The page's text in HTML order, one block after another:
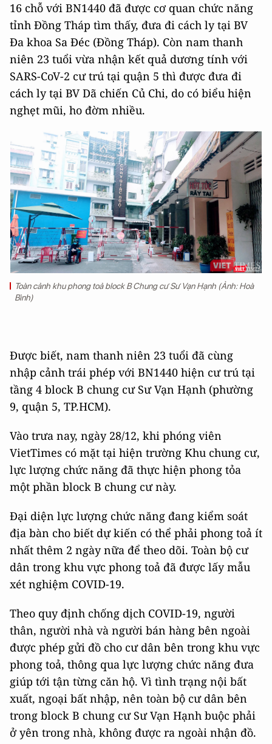
16 chỗ với BN1440 đã được cơ quan chức năng
tỉnh Đồng Tháp tìm thấy, đưa đi cách ly tại BV
Đa khoa Sa Đéc (Đồng Tháp). Còn nam thanh
niên 23 tuổi vừa nhận kết quả dương tính với
SARS-CoV-2 cư trú tại quận 5 thì được đưa đi
cách ly tại BV Dã chiến Củ Chi, do có biểu hiện
nghẹt mũi, ho đờm nhiều.
Toàn cảnh khu phong toả block B Chung cư Sư Vạn Hạnh (Ảnh: Hoà
Bình)
Được biết, nam thanh niên 23 tuổi đã cùng
nhập cảnh trái phép với BN1440 hiện cư trú tại
tầng 4 block B chung cư Sư Vạn Hạnh (phường
9, quận 5, TP.HCM).
Vào trưa nay, ngày 28/12, khi phóng viên
VietTimes có mặt tại hiện trường Khu chung cư,
lực lượng chức năng đã thực hiện phong tỏa
một phần block B chung cư này.
Đại diện lực lượng chức năng đang kiểm soát
địa bàn cho biết dự kiến có thể phải phong toả ít
nhất thêm 2 ngày nữa để theo dõi. Toàn bộ cư
dân trong khu vực phong toả đã được lấy mẫu
xét nghiệm COVID-19.
Theo quy định chống dịch COVID-19, người
thân, người nhà và người bán hàng bên ngoài
được phép gửi đồ cho cư dân bên trong khu vực
phong toả, thông qua lực lượng chức năng đưa
giúp tới tận từng căn hộ. Vì tình trạng nội bất
xuất, ngoại bất nhập, nên toàn bộ cư dân bên
trong block B chung cư Sư Vạn Hạnh buộc phải
ở yên trong nhà, không được ra ngoài nhận đồ.